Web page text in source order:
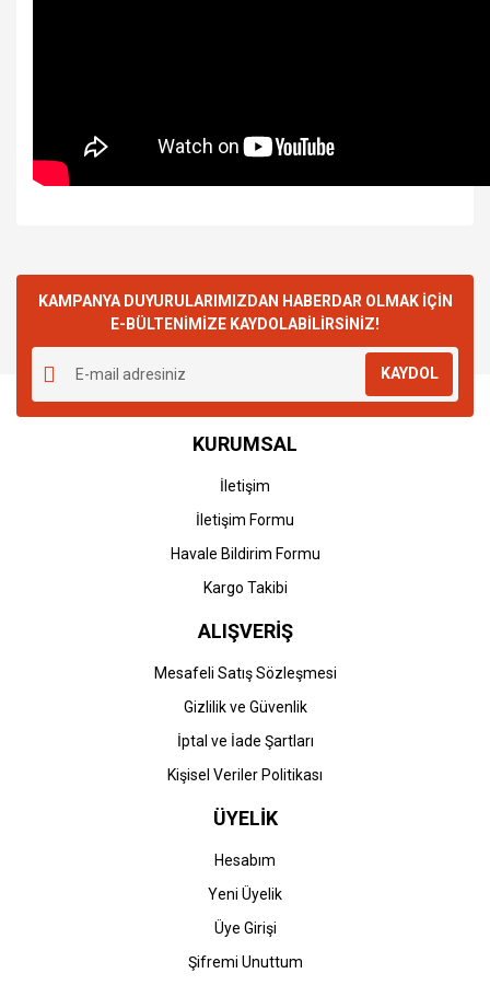
KAMPANYA DUYURULARIMIZDAN HABERDAR OLMAK İÇİN
E-BÜLTENİMİZE KAYDOLABİLİRSİNİZ!
KAYDOL
KURUMSAL
İletişim
İletişim Formu
Havale Bildirim Formu
Kargo Takibi
ALIŞVERİŞ
Mesafeli Satış Sözleşmesi
Gizlilik ve Güvenlik
İptal ve İade Şartları
Kişisel Veriler Politikası
ÜYELİK
Hesabım
Yeni Üyelik
Üye Girişi
Şifremi Unuttum